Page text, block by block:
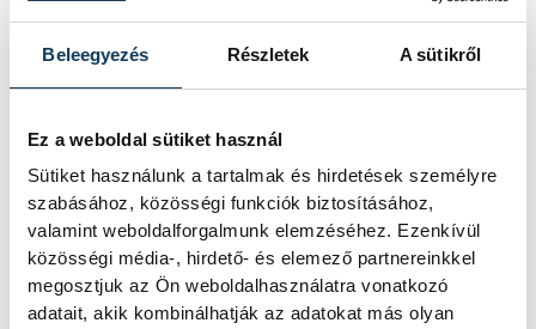
Beleegyezés Részletek A sütikről
Ez a weboldal sütiket használ
Sütiket használunk a tartalmak és hirdetések személyre
szabásához, közösségi funkciók biztosításához,
valamint weboldalforgalmunk elemzéséhez. Ezenkívül
közösségi média-, hirdető- és elemező partnereinkkel
megosztjuk az Ön weboldalhasználatra vonatkozó
adatait, akik kombinálhatják az adatokat más olyan